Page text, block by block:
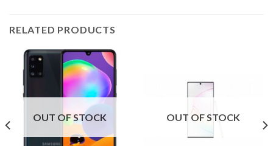
RELATED PRODUCTS
OUT OF STOCK OUT OF STOCK